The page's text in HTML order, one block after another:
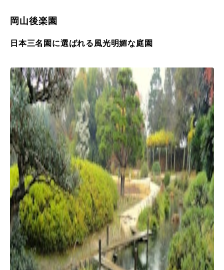
岡山後楽園
日本三名園に選ばれる風光明媚な庭園